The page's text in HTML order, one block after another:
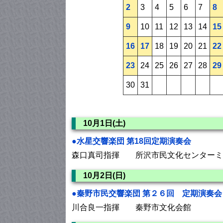
2 3 4 5 6 7 8
9 10 11 12 13 14 15
16 17 18 19 20 21 22
23 24 25 26 27 28 29
30 31
10月1日(土)
●水星交響楽団 第18回定期演奏会
森口真司指揮 所沢市民文化センターミ
10月2日(日)
●秦野市民交響楽団 第２６回 定期演奏会
川合良一指揮 秦野市文化会館